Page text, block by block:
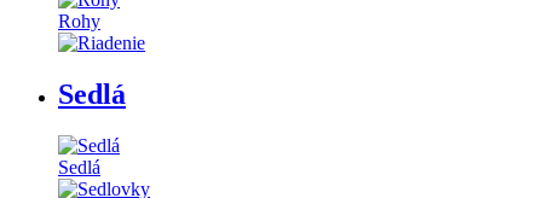
Rohy
Sedlá
Sedlá